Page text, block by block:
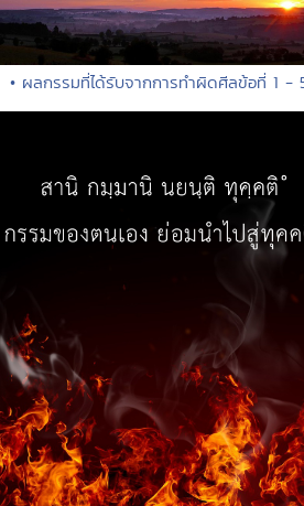
• ผลกรรมที่ได้รับจากการทำผิดศีลข้อที่ 1 -